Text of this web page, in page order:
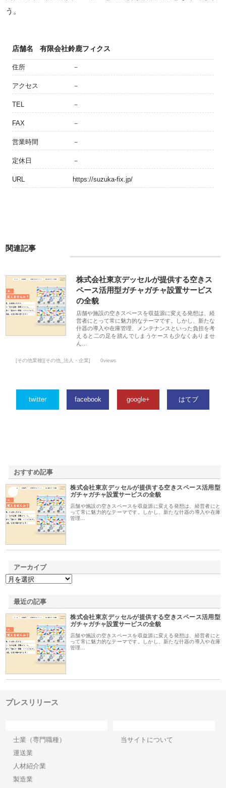
う。
店舗名 有限会社鈴鹿フィクス
住所 －
アクセス －
TEL －
FAX －
営業時間 －
定休日 －
URL https://suzuka-fix.jp/
関連記事
株式会社東京デッセルが提供する空きス
ペース活用型ガチャガチャ設置サービス
の全貌
店舗や施設の空きスペースを収益源に変える発想は、経
営者にとって常に魅力的なテーマです。しかし、新たな
什器の導入や在庫管理、メンテナンスといった負担を考
えると二の足を踏んでしまうケースも少なくありませ
ん…
[その他業種][その他_法人・企業] 0views
twitter facebook google+ はてブ
おすすめ記事
株式会社東京デッセルが提供する空きスペース活用型
ガチャガチャ設置サービスの全貌
店舗や施設の空きスペースを収益源に変える発想は、経営者にと
って常に魅力的なテーマです。しかし、新たな什器の導入や在庫
管理…
アーカイブ
最近の記事
株式会社東京デッセルが提供する空きスペース活用型
ガチャガチャ設置サービスの全貌
店舗や施設の空きスペースを収益源に変える発想は、経営者にと
って常に魅力的なテーマです。しかし、新たな什器の導入や在庫
管理…
プレスリリース
士業（専門職種）
運送業
人材紹介業
製造業
当サイトについて